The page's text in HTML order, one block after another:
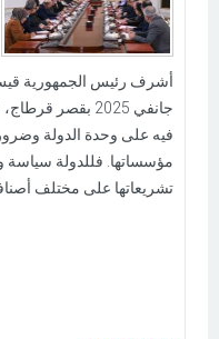
جانفي 2025
فيه على وحدة الدولة
مؤسساتها. فللدولة
تشريعاتها على مختلف